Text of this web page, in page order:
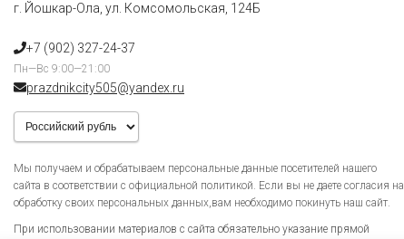
г. Йошкар-Ола, ул. Комсомольская, 124Б
+7 (902) 327-24-37
Пн—Вс 9:00—21:00
prazdnikcity505@yandеx.ru
Мы получаем и обрабатываем персональные данные посетителей нашего
сайта в соответствии с официальной политикой. Если вы не даете согласия на
обработку своих персональных данных,вам необходимо покинуть наш сайт.
При использовании материалов с сайта обязательно указание прямой